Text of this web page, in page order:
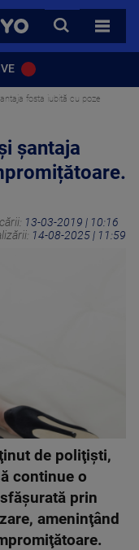
CAUTA
TOATE
fosta iubită cu poze
șantaja
13-03-2019 | 10:16
14-08-2025 | 11:59
de poliţişti,
continue o
prin
ameninţând